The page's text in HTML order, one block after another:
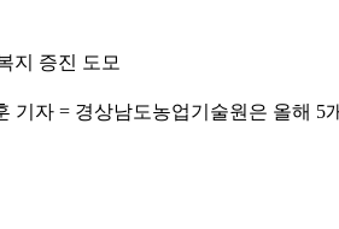
지 증진 도모
기자 = 경상남도농업기술원은 올해